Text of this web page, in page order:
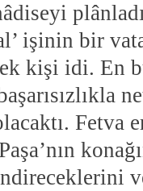
işinin bir
kişi idi. En
Fetva